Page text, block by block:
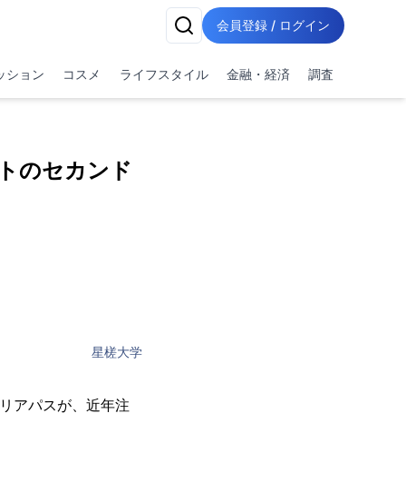
会員登録 / ログイン
ション コスメ ライフスタイル 金融・経済 調査
のセカンド
星槎大学
アパスが、近年注